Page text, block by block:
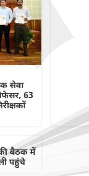
सेवा
63
बैठक में
पहुंचे